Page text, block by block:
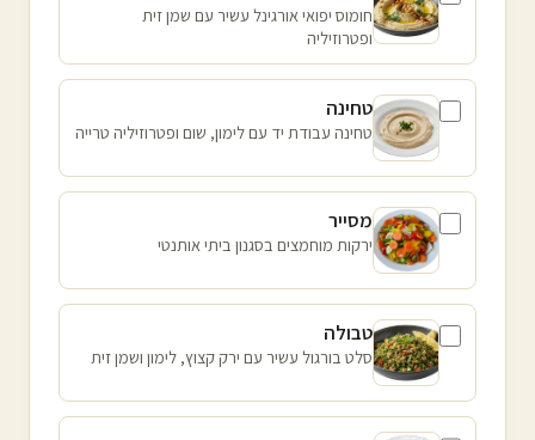
חומוס יפואי אורגינל עשיר עם שמן זית
ופטרוזיליה
טחינה
טחינה עבודת יד עם לימון, שום ופטרוזיליה טרייה
מסייר
ירקות מוחמצים בסגנון ביתי אותנטי
טבולה
סלט בורגול עשיר עם ירק קצוץ, לימון ושמן זית